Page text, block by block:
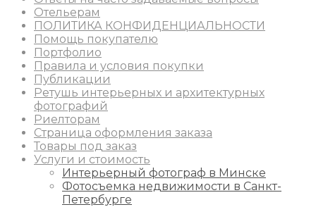
Отельерам
ПОЛИТИКА КОНФИДЕНЦИАЛЬНОСТИ
Помощь покупателю
Портфолио
Правила и условия покупки
Публикации
Ретушь интерьерных и архитектурных
фотографий
Риелторам
Страница оформления заказа
Товары под заказ
Услуги и стоимость
Интерьерный фотограф в Минске
Фотосъемка недвижимости в Санкт-
Петербурге